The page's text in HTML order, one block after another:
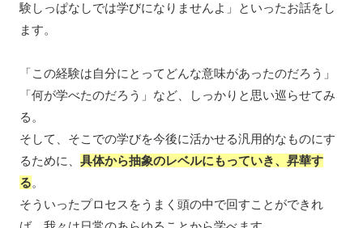
験しっぱなしでは学びになりませんよ」といったお話をし
ます。
「この経験は自分にとってどんな意味があったのだろう」
「何が学べたのだろう」など、しっかりと思い巡らせてみ
る。
そして、そこでの学びを今後に活かせる汎用的なものにす
るために、 具体から抽象のレベルにもっていき、昇華す
る。
そういったプロセスをうまく頭の中で回すことができれ